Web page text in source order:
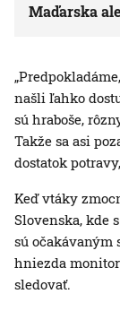
Maďarska
našli ľahko
sú hraboše,
Takže sa asi
dostatok
Keď vtáky
Slovenska, kde
sú očakávaným
hniezda
sledovať.